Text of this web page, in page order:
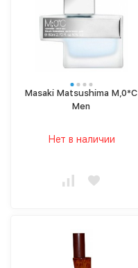
Masaki Matsushima M,0*C
Men
Нет в наличии